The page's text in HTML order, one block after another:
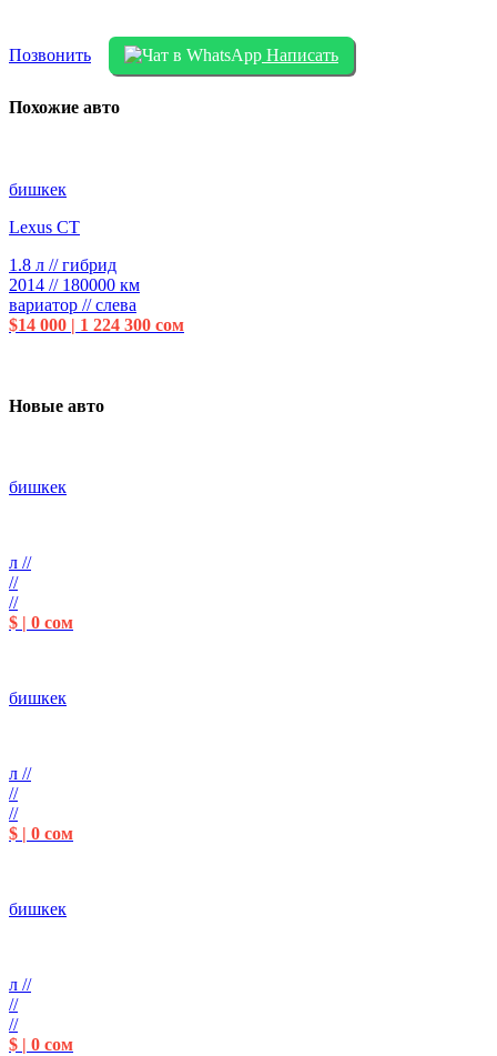
Позвонить Написать
Похожие авто
бишкек
Lexus CT
1.8 л // гибрид
2014 // 180000 км
вариатор // слева
$14 000 | 1 224 300 сом
Новые авто
бишкек
л //
//
//
$ | 0 сом
бишкек
л //
//
//
$ | 0 сом
бишкек
л //
//
//
$ | 0 сом